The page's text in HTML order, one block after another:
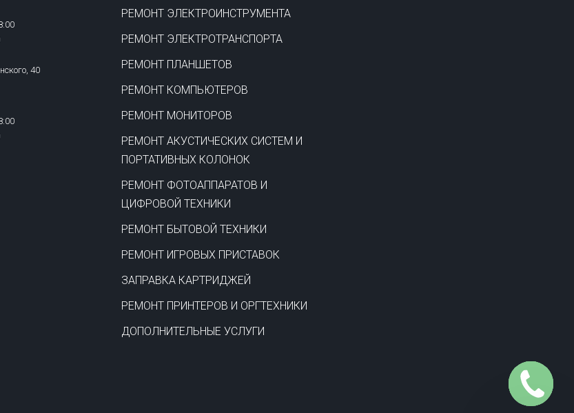
40
РЕМОНТ ЭЛЕКТРОИНСТРУМЕНТА
РЕМОНТ ЭЛЕКТРОТРАНСПОРТА
РЕМОНТ ПЛАНШЕТОВ
РЕМОНТ КОМПЬЮТЕРОВ
РЕМОНТ МОНИТОРОВ
РЕМОНТ АКУСТИЧЕСКИХ СИСТЕМ И
ПОРТАТИВНЫХ КОЛОНОК
РЕМОНТ ФОТОАППАРАТОВ И
ЦИФРОВОЙ ТЕХНИКИ
РЕМОНТ БЫТОВОЙ ТЕХНИКИ
РЕМОНТ ИГРОВЫХ ПРИСТАВОК
ЗАПРАВКА КАРТРИДЖЕЙ
РЕМОНТ ПРИНТЕРОВ И ОРГТЕХНИКИ
ДОПОЛНИТЕЛЬНЫЕ УСЛУГИ
Заказать
звонок